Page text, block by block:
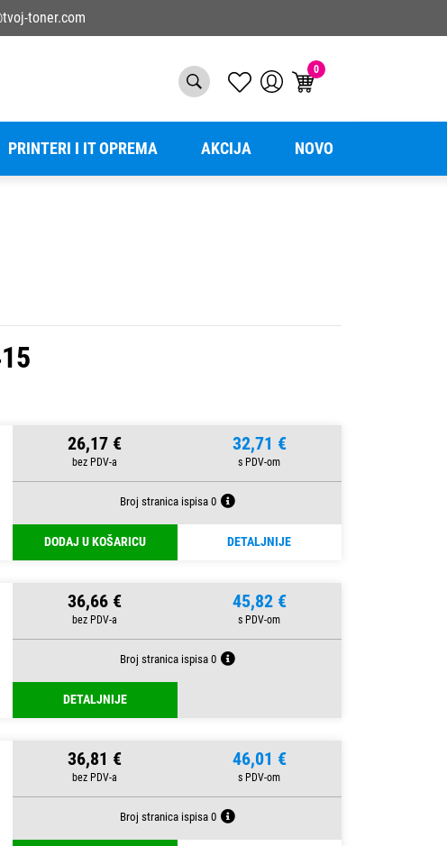
toner.com
0
PRINTERI I IT OPREMA AKCIJA NOVO
26,17 € 32,71 €
Broj stranica ispisa 0
DODAJ U KOŠARICU DETALJNIJE
36,66 € 45,82 €
Broj stranica ispisa 0
DETALJNIJE
36,81 € 46,01 €
Broj stranica ispisa 0